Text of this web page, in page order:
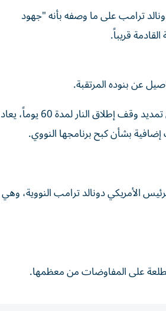
ترامب ​على ‌ما ‌وصفه بأنه "جهود
قريباً.
عن بنوده المرتقبة.
وبحسب مسؤول أمريكي، فإن الاتفاق الذي تقترب الولايات المتحدة وإيران من توقيعه يتضمن تمديد وقف إطلاق النار لمدة 60 يوماً، يعاد
بشأن كبح برنامجها النووي.
الأمريكي دونالد ترامب النووية، وهي
على المفاوضات من معظمها.